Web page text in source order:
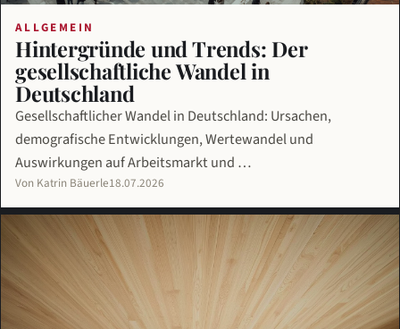
ALLGEMEIN
Hintergründe und Trends: Der
gesellschaftliche Wandel in
Deutschland
Gesellschaftlicher Wandel in Deutschland: Ursachen,
demografische Entwicklungen, Wertewandel und
Auswirkungen auf Arbeitsmarkt und …
Von Katrin Bäuerle18.07.2026